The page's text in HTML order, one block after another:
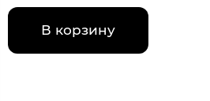
В корзину